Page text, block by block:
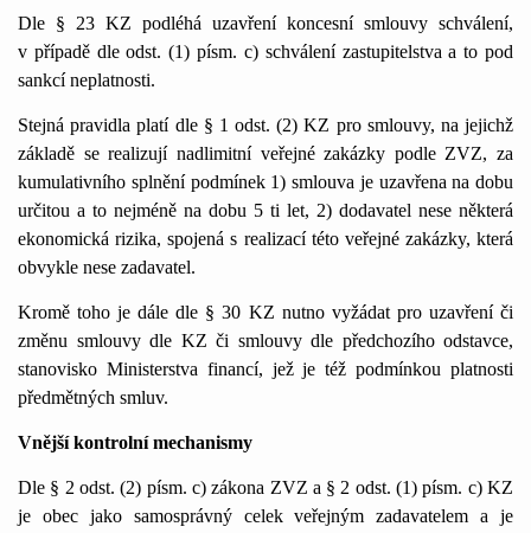
Dle § 23 KZ podléhá uzavření koncesní smlouvy schválení,
v případě dle odst. (1) písm. c) schválení zastupitelstva a to pod
sankcí neplatnosti.
Stejná pravidla platí dle § 1 odst. (2) KZ pro smlouvy, na jejichž
základě se realizují nadlimitní veřejné zakázky podle ZVZ, za
kumulativního splnění podmínek 1) smlouva je uzavřena na dobu
určitou a to nejméně na dobu 5 ti let, 2) dodavatel nese některá
ekonomická rizika, spojená s realizací této veřejné zakázky, která
obvykle nese zadavatel.
Kromě toho je dále dle § 30 KZ nutno vyžádat pro uzavření či
změnu smlouvy dle KZ či smlouvy dle předchozího odstavce,
stanovisko Ministerstva financí, jež je též podmínkou platnosti
předmětných smluv.
Vnější kontrolní mechanismy
Dle § 2 odst. (2) písm. c) zákona ZVZ a § 2 odst. (1) písm. c) KZ
je obec jako samosprávný celek veřejným zadavatelem a je